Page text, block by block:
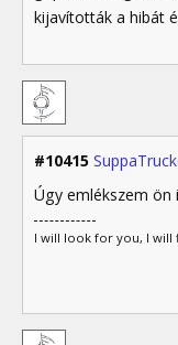
kijavították a hibát
#10415
Úgy emlékszem ön
I will look for you, I will